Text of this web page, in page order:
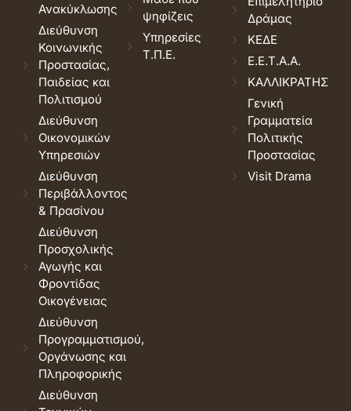
Ανακύκλωσης
Διεύθυνση
Κοινωνικής
Προστασίας,
Παιδείας και
Πολιτισμού
Διεύθυνση
Οικονομικών
Υπηρεσιών
Διεύθυνση
Περιβάλλοντος
& Πρασίνου
Διεύθυνση
Προσχολικής
Αγωγής και
Φροντίδας
Οικογένειας
Διεύθυνση
Προγραμματισμού,
Οργάνωσης και
Πληροφορικής
Διεύθυνση
ψηφίζεις
Υπηρεσίες
Τ.Π.Ε.
Δράμας
ΚΕΔΕ
Ε.Ε.Τ.Α.Α.
ΚΑΛΛΙΚΡΑΤΗΣ
Γενική
Γραμματεία
Πολιτικής
Προστασίας
Visit Drama